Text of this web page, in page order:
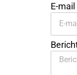
E-mail